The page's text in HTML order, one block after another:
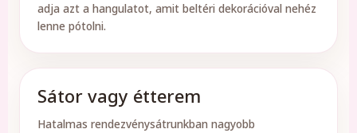
adja azt a hangulatot, amit beltéri dekorációval nehéz
lenne pótolni.
Sátor vagy étterem
Hatalmas rendezvénysátrunkban nagyobb